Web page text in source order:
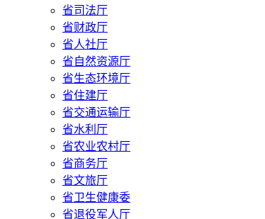
省司法厅
省财政厅
省人社厅
省自然资源厅
省生态环境厅
省住建厅
省交通运输厅
省水利厅
省农业农村厅
省商务厅
省文旅厅
省卫生健康委
省退役军人厅